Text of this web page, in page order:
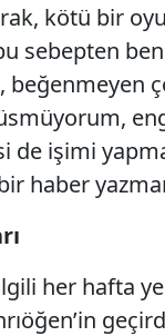
kötü bir
sebepten
beğenmeyen
de işimi
haber
her hafta